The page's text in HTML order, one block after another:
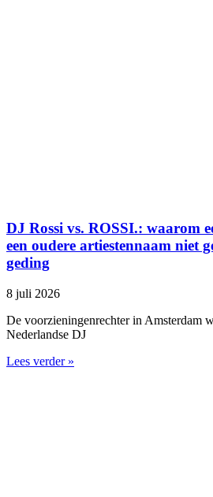
DJ Rossi vs. ROSSI.: waarom
een oudere artiestennaam niet
geding
8 juli 2026
De voorzieningenrechter in Amsterdam
Nederlandse DJ
Lees verder »